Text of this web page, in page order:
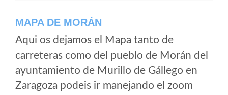
MAPA DE MORÁN
Aqui os dejamos el Mapa tanto de
carreteras como del pueblo de Morán del
ayuntamiento de Murillo de Gállego en
Zaragoza podeis ir manejando el zoom